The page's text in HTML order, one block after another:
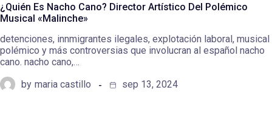
¿Quién Es Nacho Cano? Director Artístico Del Polémico
Musical «Malinche»
detenciones, innmigrantes ilegales, explotación laboral, musical
polémico y más controversias que involucran al español nacho
cano. nacho cano,…
by maria castillo sep 13, 2024